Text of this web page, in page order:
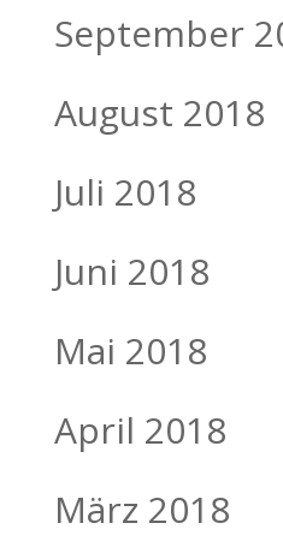
September
August 2018
Juli 2018
Juni 2018
Mai 2018
April 2018
März 2018